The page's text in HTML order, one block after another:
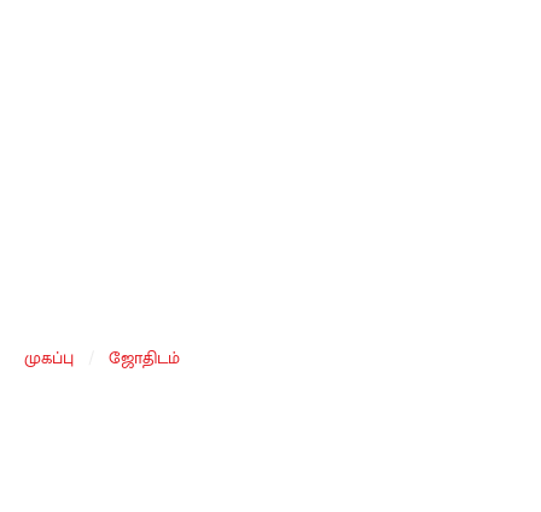
முகப்பு ஜோதிடம்